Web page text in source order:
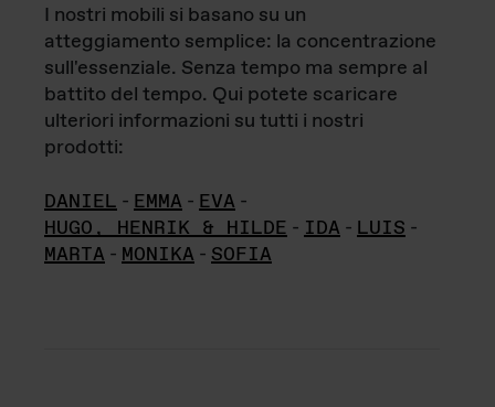
I nostri mobili si basano su un
atteggiamento semplice: la concentrazione
sull'essenziale. Senza tempo ma sempre al
battito del tempo. Qui potete scaricare
ulteriori informazioni su tutti i nostri
prodotti:
DANIEL - EMMA - EVA -
HUGO, HENRIK & HILDE - IDA - LUIS -
MARTA - MONIKA - SOFIA